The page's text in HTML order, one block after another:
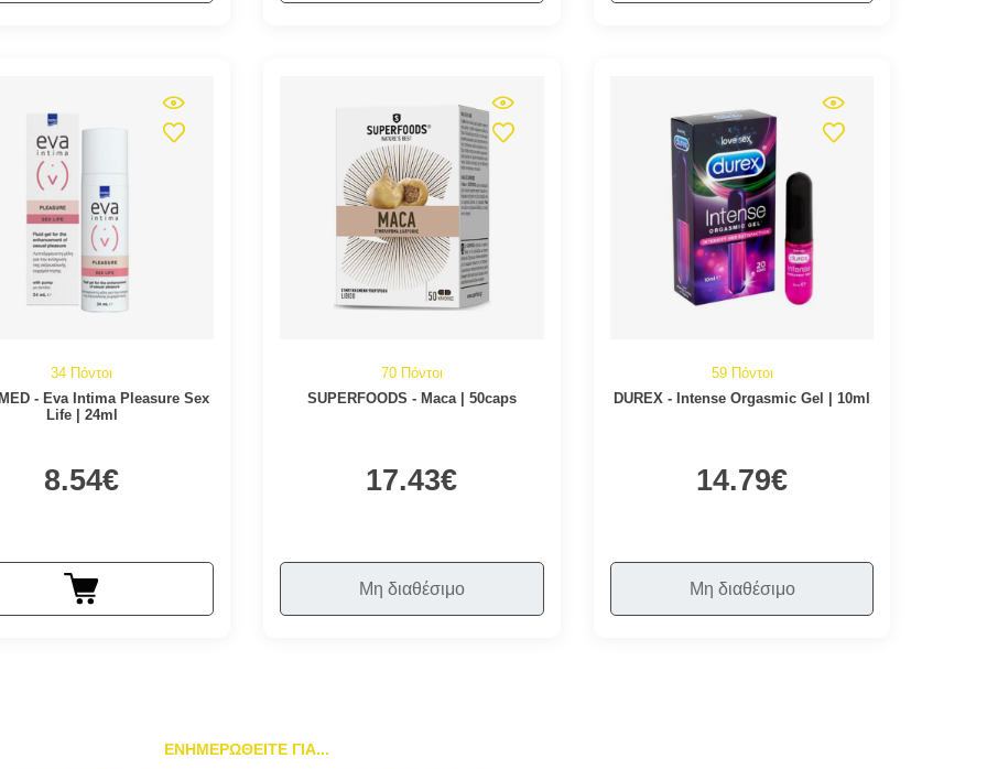
34 Πόντοι
- Eva Intima Pleasure Sex
Life | 24ml
8.54€
70 Πόντοι
SUPERFOODS - Maca | 50caps
17.43€
Μη διαθέσιμο
59 Πόντοι
DUREX - Intense Orgasmic Gel | 10ml
14.79€
Μη διαθέσιμο
ΕΝΗΜΕΡΩΘΕΙΤΕ ΓΙΑ...